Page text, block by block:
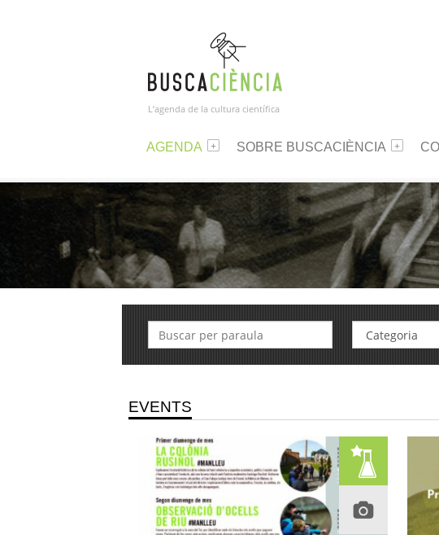
L’agenda de la cultura científica
AGENDA SOBRE BUSCACIÈNCIA
EVENTS